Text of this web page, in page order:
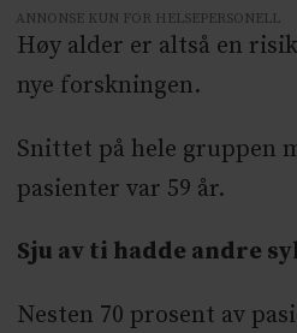
ANNONSE KUN FOR HELSEPERSONELL
Høy alder er altså en
nye forskningen.
Snittet på hele gruppen
pasienter var 59 år.
Sju av ti hadde andre
Nesten 70 prosent av